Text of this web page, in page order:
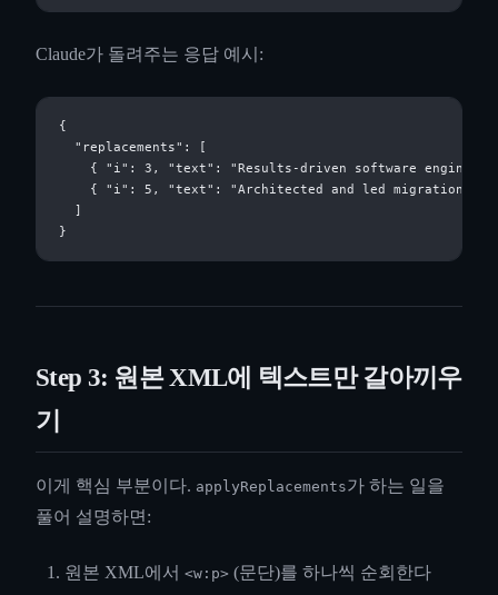
Claude가 돌려주는 응답 예시:
{
  "replacements": [
{ "i": 3, "text": "Results-driven software
{ "i": 5, "text": "Architected and led migration
  ]
Step 3: 원본 XML에 텍스트만 갈아끼우
기
이게 핵심 부분이다. applyReplacements가 하는 일을
풀어 설명하면:
원본 XML에서 <w:p> (문단)를 하나씩 순회한다